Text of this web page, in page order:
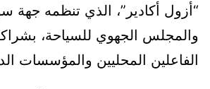
“أزول أكادير”، الذي تنظمه
والمجلس الجهوي للسياحة،
الفاعلين المحليين والمؤسسات